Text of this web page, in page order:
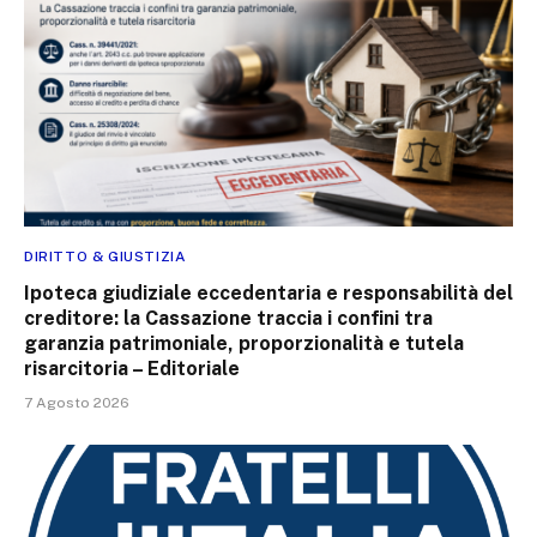
DIRITTO & GIUSTIZIA
Ipoteca giudiziale eccedentaria e responsabilità del
creditore: la Cassazione traccia i confini tra
garanzia patrimoniale, proporzionalità e tutela
risarcitoria – Editoriale
7 Agosto 2026